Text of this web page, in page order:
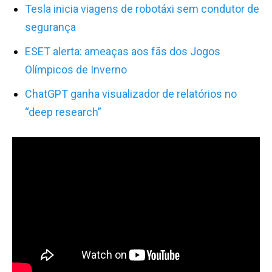
Tesla inicia viagens de robotáxi sem condutor de
segurança
ESET alerta: ameaças aos fãs dos Jogos
Olímpicos de Inverno
ChatGPT ganha visualizador de relatórios no
“deep research”